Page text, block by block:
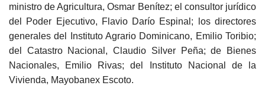
ministro de Agricultura, Osmar Benítez; el consultor jurídico
del Poder Ejecutivo, Flavio Darío Espinal; los directores
generales del Instituto Agrario Dominicano, Emilio Toribio;
del Catastro Nacional, Claudio Silver Peña; de Bienes
Nacionales, Emilio Rivas; del Instituto Nacional de la
Vivienda, Mayobanex Escoto.